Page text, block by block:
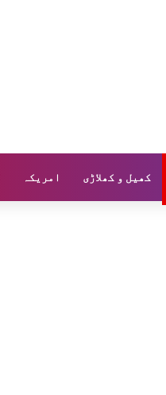
کھیل و کھلاڑی امریکہ